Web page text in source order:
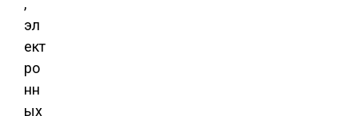
,
эл
ект
ро
нн
ых